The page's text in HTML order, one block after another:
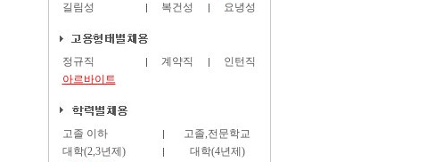
길림성
복건성 요녕성
정규직 계약직
인턴직
아르바이트
고졸 이하
고졸,전문학교
대학(2,3년제)
대학(4년제)